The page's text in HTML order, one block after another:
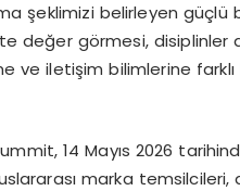
şeklimizi belirleyen güçlü
değer görmesi,
ve iletişim bilimlerine
14 Mayıs 2026
marka temsilcileri,